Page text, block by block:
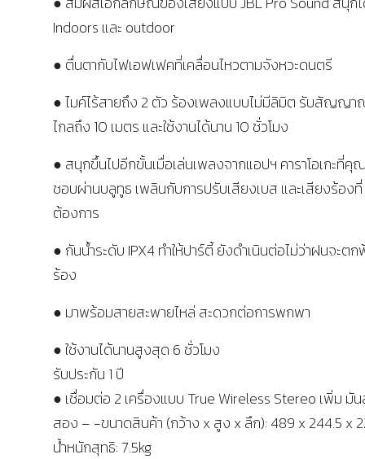
Indoors และ outdoor
● ตื่นตากับไฟเอฟเฟคที่เคลื่อนไหวตามจังหวะดนตรี
● ไมค์ไร้สายถึง 2 ตัว ร้องเพลงแบบไม่มีลิมิต รับสัญญา
ไกลถึง 10 เมตร และใช้งานได้นาน 10 ชั่วโมง
● สนุกขึ้นไปอีกขั้นเมื่อเล่นเพลงจากแอปฯ คาราโอเกะที่คุ
ชอบผ่านบลูทูธ เพลินกับการปรับเสียงเบส และเสียงร้องที่
ต้องการ
● กันน้ำระดับ IPX4 ทำให้ปาร์ตี้ ยังดำเนินต่อไม่ว่าฝนจะตก
ร้อง
● มาพร้อมสายสะพายไหล่ สะดวกต่อการพกพา
● ใช้งานได้นานสูงสุด 6 ชั่วโมง
รับประกัน 1 ปี
● เชื่อมต่อ 2 เครื่องแบบ True Wireless Stereo เพิ่ม
สอง – -ขนาดสินค้า (กว้าง x สูง x ลึก): 489 x 244.5 x
น้ําหนักสุทธิ: 7.5kg